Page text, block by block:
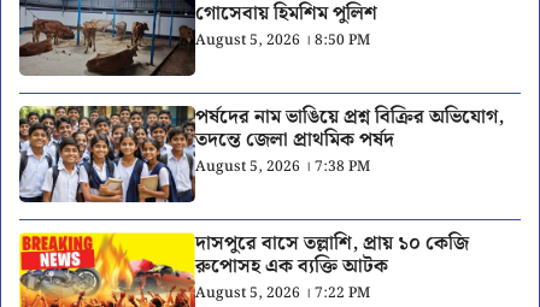
গোসেবায় হিমশিম পুলিশ
August 5, 2026 । 8:50 PM
পর্ষদের নাম ভাঙিয়ে প্রশ্ন বিক্রির অভিযোগ,
তদন্তে জেলা প্রাথমিক পর্ষদ
August 5, 2026 । 7:38 PM
দাসপুরে বাসে তল্লাশি, প্রায় ১০ কেজি
রুপোসহ এক ব্যক্তি আটক
August 5, 2026 । 7:22 PM